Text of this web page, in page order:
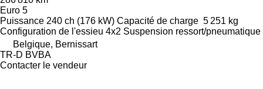
Euro 5
Puissance 240 ch (176 kW) Capacité de charge 5 251 kg
Configuration de l'essieu 4x2 Suspension ressort/pneumatique
Belgique, Bernissart
TR-D BVBA
Contacter le vendeur